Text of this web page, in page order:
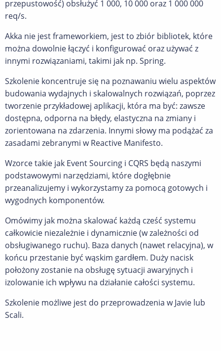
przepustowość) obsłużyć 1 000, 10 000 oraz 1 000 000
req/s.
Akka nie jest frameworkiem, jest to zbiór bibliotek, które
można dowolnie łączyć i konfigurować oraz używać z
innymi rozwiązaniami, takimi jak np. Spring.
Szkolenie koncentruje się na poznawaniu wielu aspektów
budowania wydajnych i skalowalnych rozwiązań, poprzez
tworzenie przykładowej aplikacji, która ma być: zawsze
dostępna, odporna na błędy, elastyczna na zmiany i
zorientowana na zdarzenia. Innymi słowy ma podążać za
zasadami zebranymi w Reactive Manifesto.
Wzorce takie jak Event Sourcing i CQRS będą naszymi
podstawowymi narzędziami, które dogłębnie
przeanalizujemy i wykorzystamy za pomocą gotowych i
wygodnych komponentów.
Omówimy jak można skalować każdą cześć systemu
całkowicie niezależnie i dynamicznie (w zależności od
obsługiwanego ruchu). Baza danych (nawet relacyjna), w
końcu przestanie być wąskim gardłem. Duży nacisk
położony zostanie na obsługę sytuacji awaryjnych i
izolowanie ich wpływu na działanie całości systemu.
Szkolenie możliwe jest do przeprowadzenia w Javie lub
Scali.